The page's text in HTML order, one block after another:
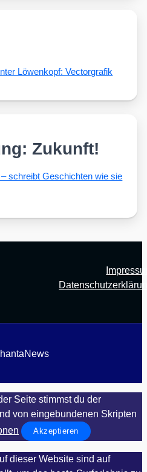
Zukunft!
schreibt Geschich­ten wie sie
Seite stimmst du der
von eingebundenen Skripten
Akzeptieren
dieser Website sind auf